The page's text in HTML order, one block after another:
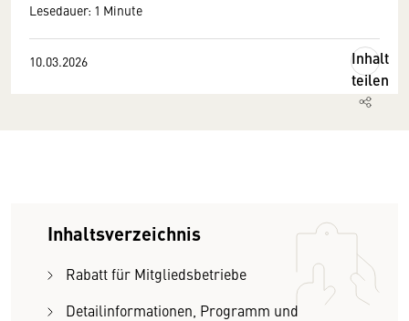
Lesedauer: 1 Minute
10.03.2026
Inhalt
teilen
Inhaltsverzeichnis
Rabatt für Mitgliedsbetriebe
Detailinformationen, Programm und